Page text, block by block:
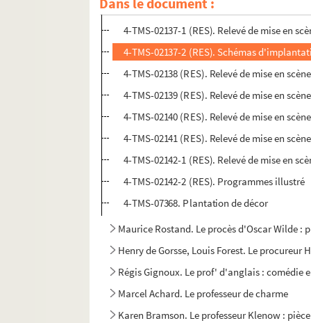
4-TMS-02136 (RES). Relevé de mise en
4-TMS-02137-1 (RES). Relevé de mise en
4-TMS-02137-2 (RES). Schémas
4-TMS-02138 (RES). Relevé de mise en
4-TMS-02139 (RES). Relevé de mise en
4-TMS-02140 (RES). Relevé de mise en
4-TMS-02141 (RES). Relevé de mise en
4-TMS-02142-1 (RES). Relevé de mise en
4-TMS-02142-2 (RES). Programmes illustré
4-TMS-07368. Plantation de décor
Maurice Rostand. Le procès d'Oscar Wilde :
Henry de Gorsse, Louis Forest. Le procureur
Régis Gignoux. Le prof' d'anglais : comédie
Marcel Achard. Le professeur de charme
Karen Bramson. Le professeur Klenow :